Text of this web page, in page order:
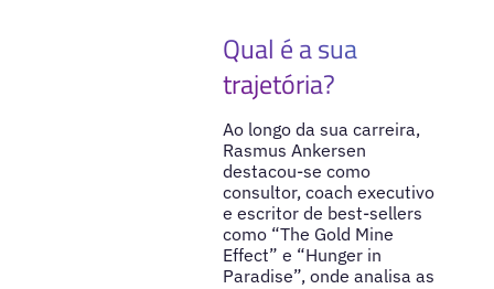
Qual é a sua
trajetória?
Ao longo da sua carreira,
Rasmus Ankersen
destacou-se como
consultor, coach executivo
e escritor de best-sellers
como “The Gold Mine
Effect” e “Hunger in
Paradise”, onde analisa as